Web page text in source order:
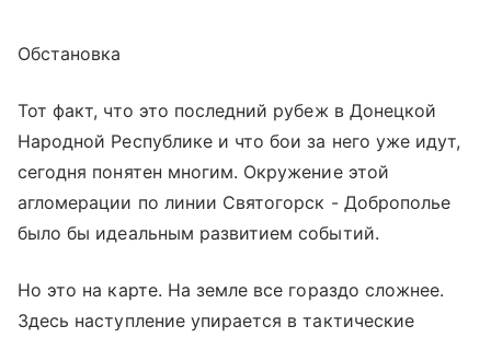
Обстановка
Тот факт, что это последний рубеж в Донецкой
Народной Республике и что бои за него уже идут,
сегодня понятен многим. Окружение этой
агломерации по линии Святогорск - Доброполье
было бы идеальным развитием событий.
Но это на карте. На земле все гораздо сложнее.
Здесь наступление упирается в тактические